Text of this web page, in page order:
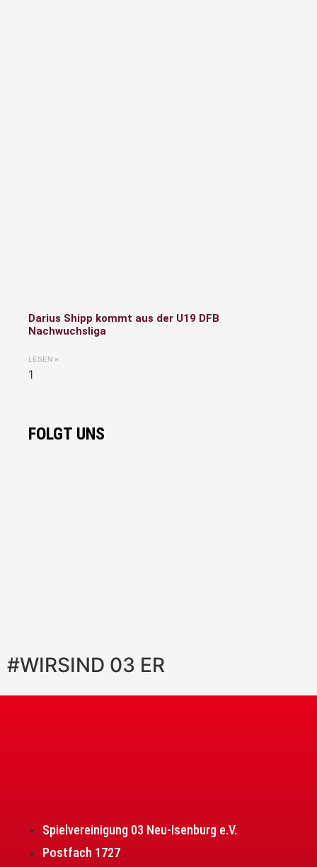
Darius Shipp kommt aus der U19 DFB
Nachwuchsliga
LESEN »
FOLGT UNS
#WIRSIND 03 ER
Spielvereinigung 03 Neu-Isenburg e.V.
Postfach 1727